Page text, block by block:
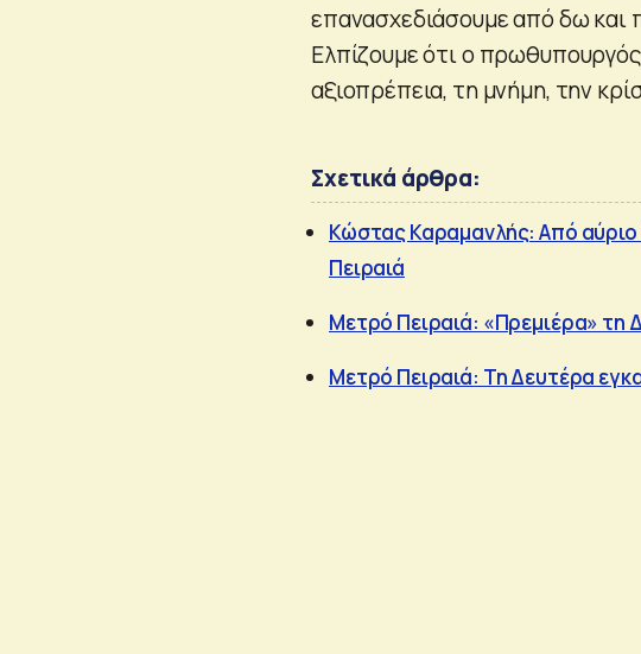
επανασχεδιάσουμε από δω και
Ελπίζουμε ότι ο
αξιοπρέπεια, τη μνήμη, την
Σχετικά άρθρα:
Κώστας Καραμανλής: Από αύριο
Πειραιά
Μετρό Πειραιά: «Πρεμιέρα» τη
Μετρό Πειραιά: Τη Δευτέρα